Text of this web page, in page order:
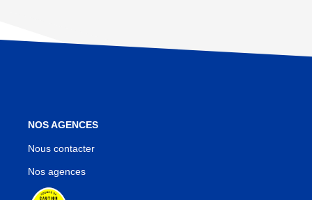
NOS AGENCES
Nous contacter
Nos agences